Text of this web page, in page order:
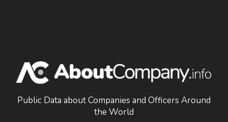
Public Data about Companies and Officers Around
the World